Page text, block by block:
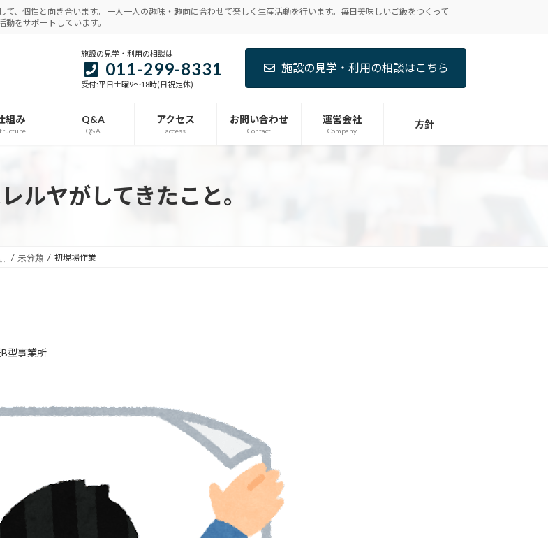
、個性と向き合います。 一人一人の趣味・趣向に合わせて楽しく生産活動を行います。毎日美味しいご飯をつくって
をサポートしています。
施設の見学・利用の相談は
011-299-8331
受付:平日土曜9～18時(日祝定休)
施設の見学・利用の相談はこちら
組み Q&A
Q&A
アクセス
access
お問い合わせ
Contact
運営会社
Company
方針
ルヤがしてきたこと。
未分類 初現場作業
型事業所